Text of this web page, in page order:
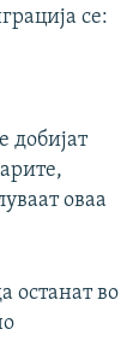
се:
добијат
оваа
останат во